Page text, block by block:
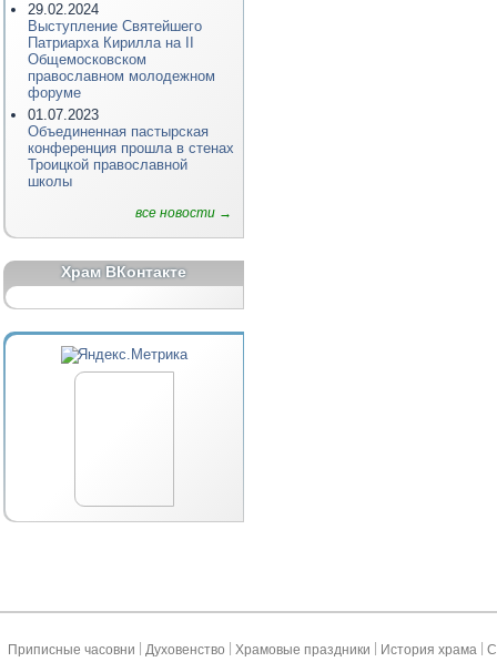
29.02.2024
Выступление Святейшего
Патриарха Кирилла на II
Общемосковском
православном молодежном
форуме
01.07.2023
Объединенная пастырская
конференция прошла в стенах
Троицкой православной
школы
все новости →
Храм ВКонтакте
Приписные часовни Духовенство Храмовые праздники История храма